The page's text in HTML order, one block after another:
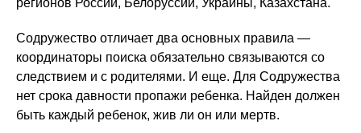
регионов России, Белоруссии, Украины, Казахстана.
Содружество отличает два основных правила —
координаторы поиска обязательно связываются со
следствием и с родителями. И еще. Для Содружества
нет срока давности пропажи ребенка. Найден должен
быть каждый ребенок, жив ли он или мертв.